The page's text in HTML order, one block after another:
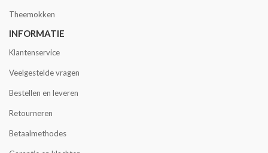
Theemokken
INFORMATIE
Klantenservice
Veelgestelde vragen
Bestellen en leveren
Retourneren
Betaalmethodes